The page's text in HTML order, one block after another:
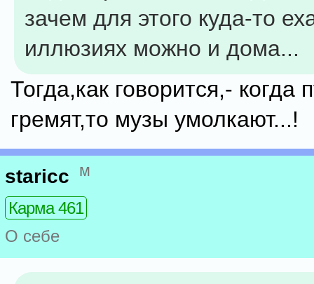
зачем для этого куда-то
иллюзиях можно и дома...
Тогда,как говорится,- когда
гремят,то музы умолкают...!
staricc м
Карма 461
О себе